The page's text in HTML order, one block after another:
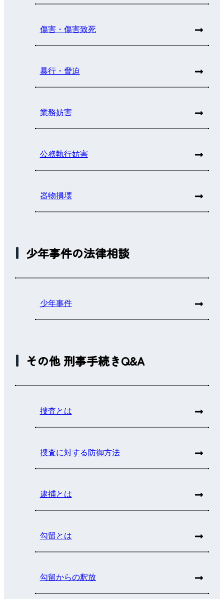
傷害・傷害致死
暴行・脅迫
業務妨害
公務執行妨害
器物損壊
少年事件の法律相談
少年事件
その他 刑事手続きQ&A
捜査とは
捜査に対する防御方法
逮捕とは
勾留とは
勾留からの釈放